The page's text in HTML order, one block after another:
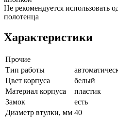
Не рекомендуется использовать
полотенца
Характеристики
Прочие
Тип работы
Цвет корпуса
белый
Материал корпуса
пластик
Замок
есть
Диаметр втулки, мм 40